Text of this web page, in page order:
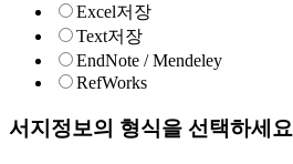
Excel저장
Text저장
EndNote / Mendeley
RefWorks
서지정보의 형식을 선택하세요